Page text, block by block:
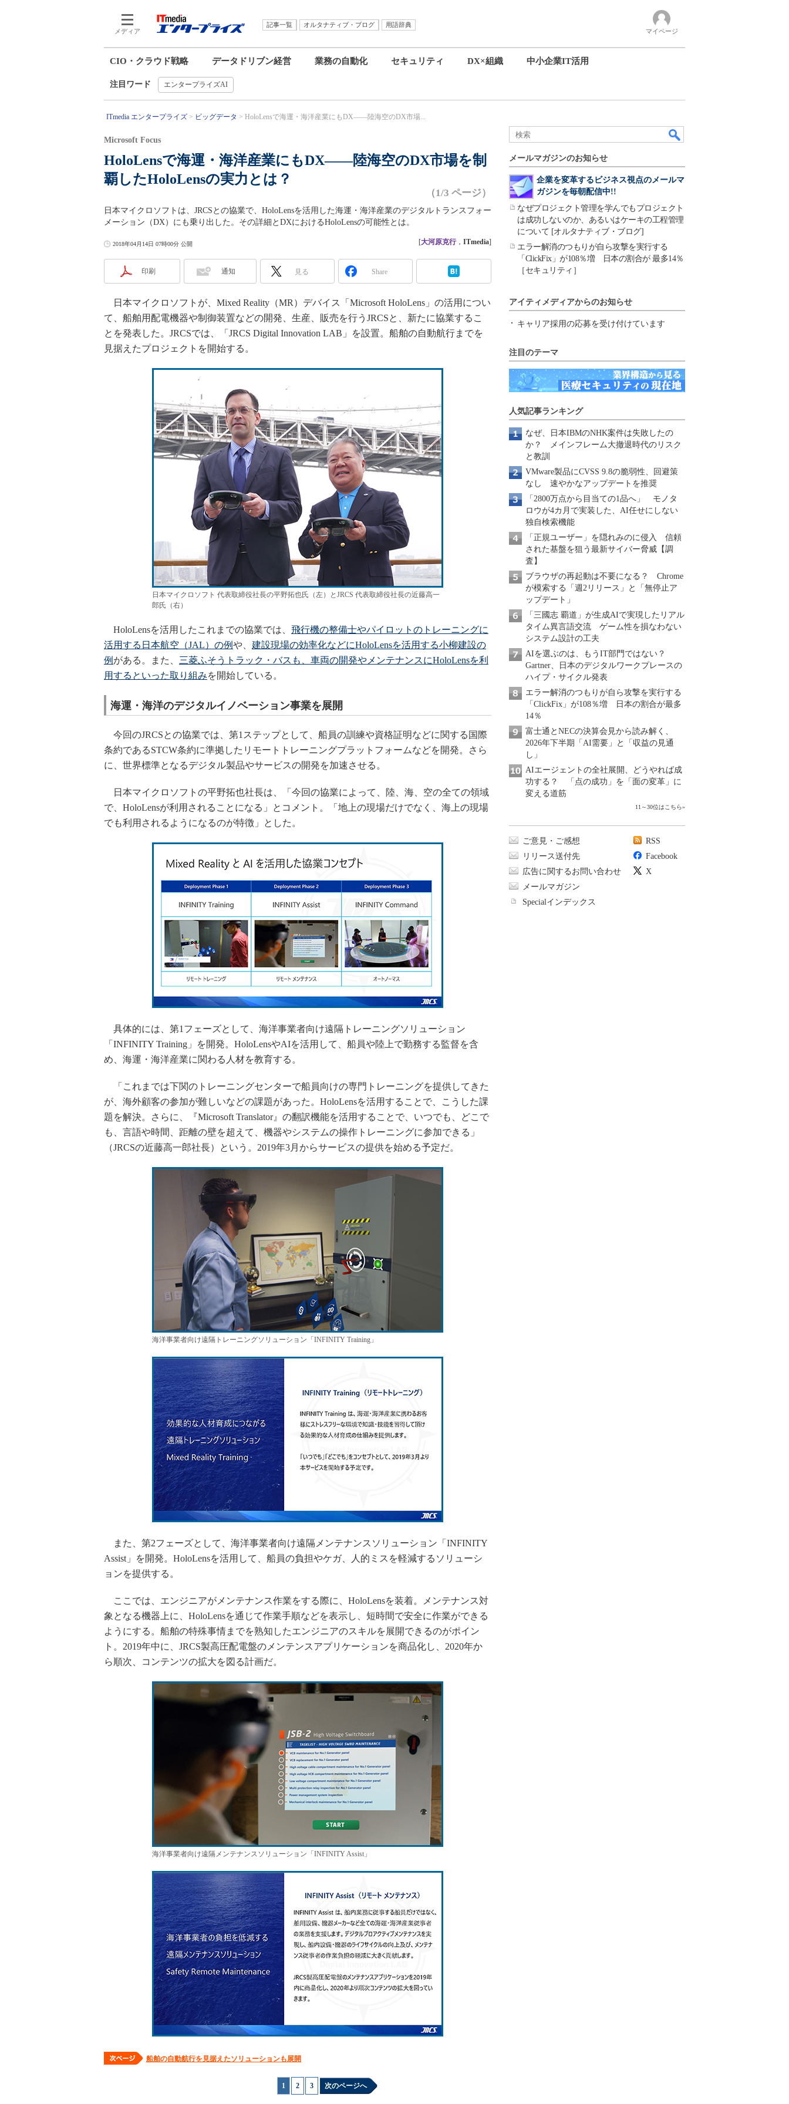
メディア
記事一覧 オルタナティブ・ブログ
用語辞典
マイページ
CIO・クラウド戦略 データドリブン経営 業務の自動化 セキュリティ DX×組織 中小企業IT活用
注目ワード エンタープライズAI
ITmedia エンタープライズ ビッグデータ HoloLensで海運・海洋産業にもDX――陸海空のDX市場...
HoloLensで海運・海洋産業にもDX――陸海空のDX市場を制
覇したHoloLensの実力とは？
Microsoft Focus
（1/3 ページ）
日本マイクロソフトは、JRCSとの協業で、HoloLensを活用した海運・海洋産業のデジタルトランスフォー
メーション（DX）にも乗り出した。その詳細とDXにおけるHoloLensの可能性とは。
2018年04月14日 07時00分 公開 [大河原克行， ITmedia]
印刷 通知 見る Share
日本マイクロソフトが、Mixed Reality（MR）デバイス「Microsoft HoloLens」の活用につい
て、船舶用配電機器や制御装置などの開発、生産、販売を行うJRCSと、新たに協業するこ
とを発表した。JRCSでは、「JRCS Digital Innovation LAB」を設置。船舶の自動航行までを
見据えたプロジェクトを開始する。
日本マイクロソフト 代表取締役社長の平野拓也氏（左）とJRCS 代表取締役社長の近藤高一
郎氏（右）
HoloLensを活用したこれまでの協業では、 飛行機の整備士やパイロットのトレーニングに
活用する日本航空（JAL）の例や、 建設現場の効率化などにHoloLensを活用する小柳建設の
例 がある。また、 三菱ふそうトラック・バスも、車両の開発やメンテナンスにHoloLensを利
用するといった取り組みを開始している。
海運・海洋のデジタルイノベーション事業を展開
今回のJRCSとの協業では、第1ステップとして、船員の訓練や資格証明などに関する国際
条約であるSTCW条約に準拠したリモートトレーニングプラットフォームなどを開発。さら
に、世界標準となるデジタル製品やサービスの開発を加速させる。
日本マイクロソフトの平野拓也社長は、「今回の協業によって、陸、海、空の全ての領域
で、HoloLensが利用されることになる」とコメント。「地上の現場だけでなく、海上の現場
でも利用されるようになるのが特徴」とした。
具体的には、第1フェーズとして、海洋事業者向け遠隔トレーニングソリューション
「INFINITY Training」を開発。HoloLensやAIを活用して、船員や陸上で勤務する監督を含
め、海運・海洋産業に関わる人材を教育する。
「これまでは下関のトレーニングセンターで船員向けの専門トレーニングを提供してきた
が、海外顧客の参加が難しいなどの課題があった。HoloLensを活用することで、こうした課
題を解決。さらに、『Microsoft Translator』の翻訳機能を活用することで、いつでも、どこで
も、言語や時間、距離の壁を超えて、機器やシステムの操作トレーニングに参加できる」
（JRCSの近藤高一郎社長）という。2019年3月からサービスの提供を始める予定だ。
海洋事業者向け遠隔トレーニングソリューション「INFINITY Training」
また、第2フェーズとして、海洋事業者向け遠隔メンテナンスソリューション「INFINITY
Assist」を開発。HoloLensを活用して、船員の負担やケガ、人的ミスを軽減するソリューシ
ョンを提供する。
ここでは、エンジニアがメンテナンス作業をする際に、HoloLensを装着。メンテナンス対
象となる機器上に、HoloLensを通じて作業手順などを表示し、短時間で安全に作業ができる
ようにする。船舶の特殊事情までを熟知したエンジニアのスキルを展開できるのがポイン
ト。2019年中に、JRCS製高圧配電盤のメンテンスアプリケーションを商品化し、2020年か
ら順次、コンテンツの拡大を図る計画だ。
海洋事業者向け遠隔メンテナンスソリューション「INFINITY Assist」
船舶の自動航行を見据えたソリューションも展開
1 2 3 次のページへ
メールマガジンのお知らせ
企業を変革するビジネス視点のメールマ
ガジンを毎朝配信中!!
なぜプロジェクト管理を学んでもプロジェクト
は成功しないのか、あるいはケーキの工程管理
について [オルタナティブ・ブログ]
エラー解消のつもりが自ら攻撃を実行する
「ClickFix」が108％増 日本の割合が 最多14％
［セキュリティ］
アイティメディアからのお知らせ
キャリア採用の応募を受け付けています
注目のテーマ
人気記事ランキング
なぜ、日本IBMのNHK案件は失敗したの
か？ メインフレーム大撤退時代のリスク
と教訓
VMware製品にCVSS 9.8の脆弱性、回避策
なし 速やかなアップデートを推奨
「2800万点から目当ての1品へ」 モノタ
ロウが4カ月で実装した、AI任せにしない
独自検索機能
「正規ユーザー」を隠れみのに侵入 信頼
された基盤を狙う最新サイバー脅威【調
査】
ブラウザの再起動は不要になる？ Chrome
が模索する「週2リリース」と「無停止ア
ップデート」
「三國志 覇道」が生成AIで実現したリアル
タイム異言語交流 ゲーム性を損なわない
システム設計の工夫
AIを選ぶのは、もうIT部門ではない？
Gartner、日本のデジタルワークプレースの
ハイプ・サイクル発表
エラー解消のつもりが自ら攻撃を実行する
「ClickFix」が108％増 日本の割合が最多
14％
富士通とNECの決算会見から読み解く、
2026年下半期「AI需要」と「収益の見通
し」
AIエージェントの全社展開、どうやれば成
功する？ 「点の成功」を「面の変革」に
変える道筋
11～30位はこちら»
ご意見・ご感想
リリース送付先
広告に関するお問い合わせ
メールマガジン
Specialインデックス
RSS
Facebook
X